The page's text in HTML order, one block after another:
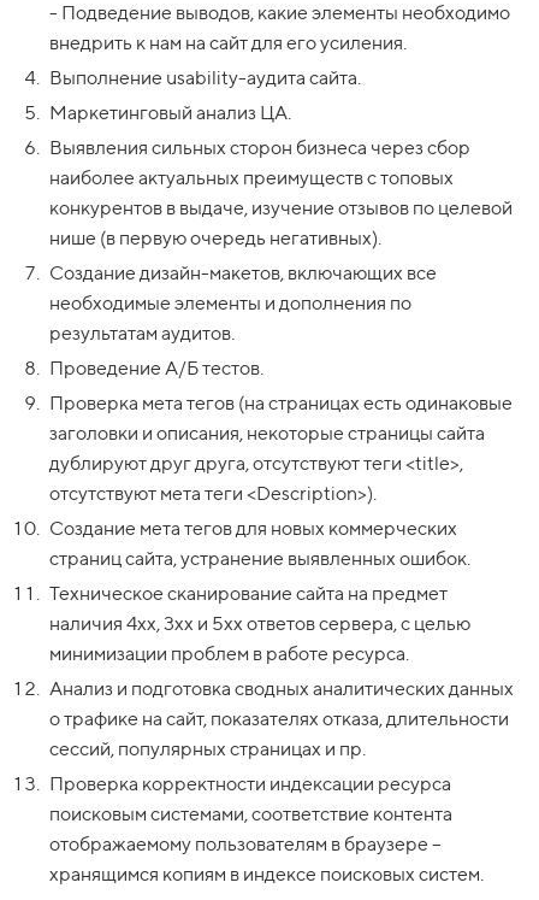
- Подведение выводов, какие элементы необходимо
внедрить к нам на сайт для его усиления.
Выполнение usability-аудита сайта.
Маркетинговый анализ ЦА.
Выявления сильных сторон бизнеса через сбор
наиболее актуальных преимуществ с топовых
конкурентов в выдаче, изучение отзывов по целевой
нише (в первую очередь негативных).
Создание дизайн-макетов, включающих все
необходимые элементы и дополнения по
результатам аудитов.
Проведение А/Б тестов.
Проверка мета тегов (на страницах есть одинаковые
заголовки и описания, некоторые страницы сайта
дублируют друг друга, отсутствуют теги <title>,
отсутствуют мета теги <Description>).
Создание мета тегов для новых коммерческих
страниц сайта, устранение выявленных ошибок.
Техническое сканирование сайта на предмет
наличия 4xx, 3xx и 5xx ответов сервера, с целью
минимизации проблем в работе ресурса.
Анализ и подготовка сводных аналитических данных
о трафике на сайт, показателях отказа, длительности
сессий, популярных страницах и пр.
Проверка корректности индексации ресурса
поисковым системами, соответствие контента
отображаемому пользователям в браузере –
хранящимся копиям в индексе поисковых систем.